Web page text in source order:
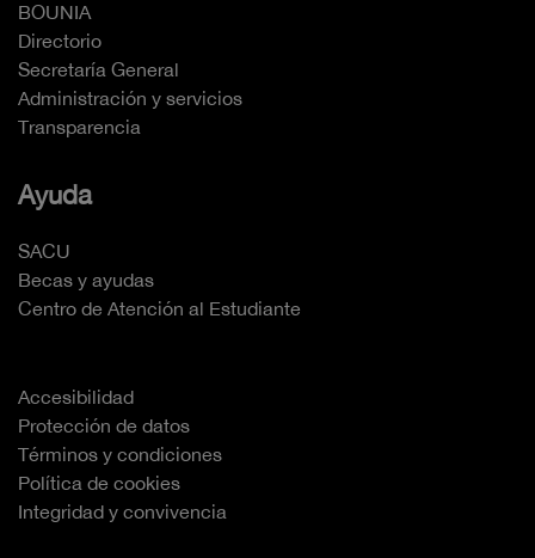
BOUNIA
Directorio
Secretaría General
Administración y servicios
Transparencia
Ayuda
SACU
Becas y ayudas
Centro de Atención al Estudiante
Accesibilidad
Protección de datos
Términos y condiciones
Política de cookies
Integridad y convivencia